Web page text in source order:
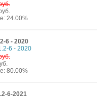
24.00%
6 - 2020
80.00%
6-2021